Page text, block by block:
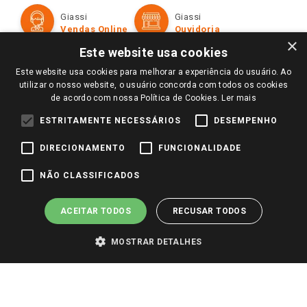
Televendas
Perguntas frequentes
Trabalhe Conosco
Identidade Visual
Formas de Pagamento
Políticas de entrega
Trocas e Devoluções
Giassi
Vendas Online
Giassi
Ouvidoria
Redes Sociais
Pagamento e Segurança
×
Este website usa cookies
Este website usa cookies para melhorar a experiência do usuário. Ao
utilizar o nosso website, o usuário concorda com todos os cookies
de acordo com nossa Política de Cookies. Ler mais
ESTRITAMENTE NECESSÁRIOS DESEMPENHO
DIRECIONAMENTO FUNCIONALIDADE
NÃO CLASSIFICADOS
ACEITAR TODOS RECUSAR TODOS
MOSTRAR DETALHES